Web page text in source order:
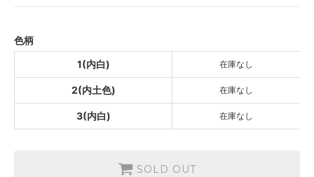
色柄
1(内白)
在庫なし
2(内土色) 在庫なし
3(内白) 在庫なし
SOLD OUT